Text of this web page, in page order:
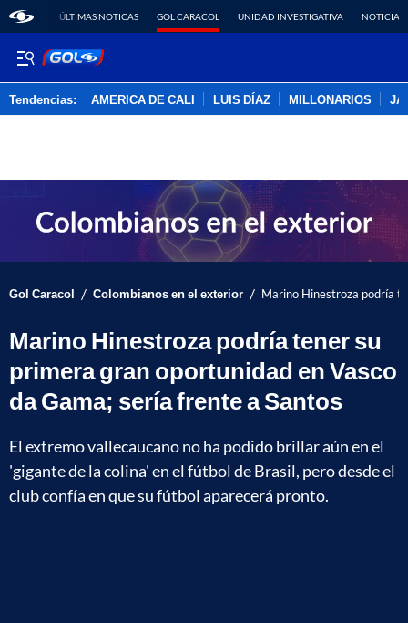
ÚLTIMAS NOTICAS GOL CARACOL UNIDAD INVESTIGATIVA NOTICIAS
Tendencias: AMERICA DE CALI LUIS DÍAZ MILLONARIOS
Gol Caracol / Colombianos en el exterior / Marino Hinestroza podría
Marino Hinestroza podría tener su
primera gran oportunidad en Vasco
da Gama; sería frente a Santos
El extremo vallecaucano no ha podido brillar aún en el
'gigante de la colina' en el fútbol de Brasil, pero desde el
club confía en que su fútbol aparecerá pronto.